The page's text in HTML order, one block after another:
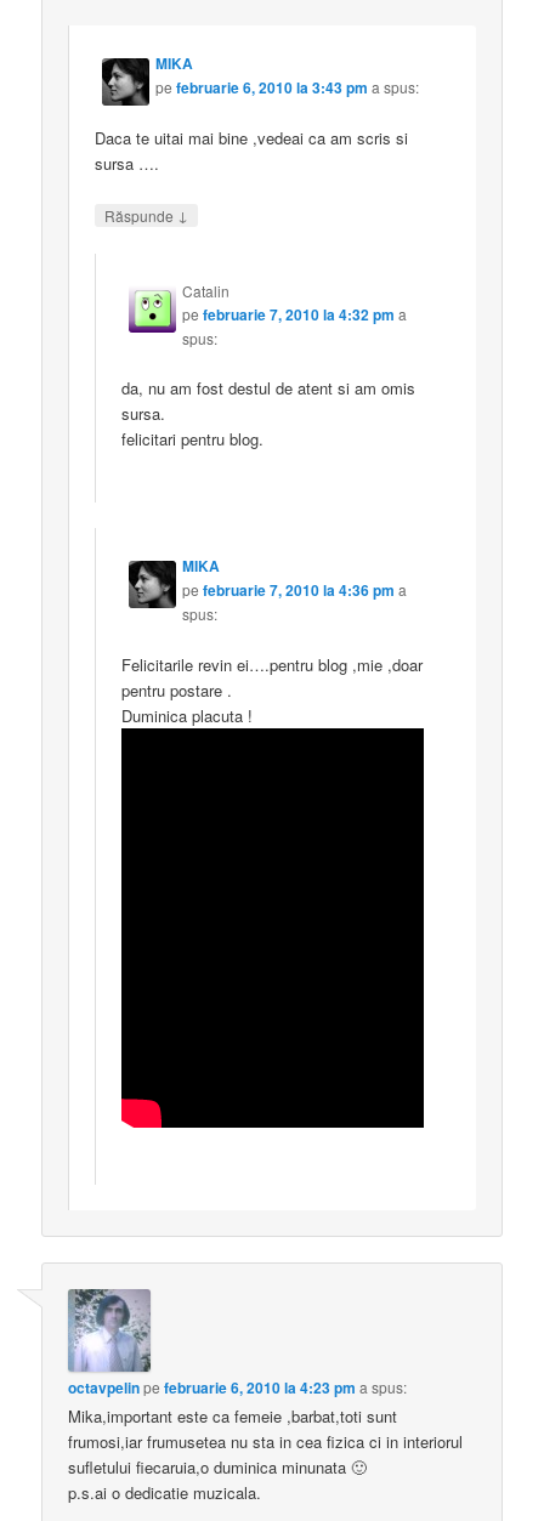
MIKA
pefebruarie 6, 2010 la 3:43 pm a spus:
Daca te uitai mai bine ,vedeai ca am scris si
sursa ….
Răspunde ↓
Catalin
pefebruarie 7, 2010 la 4:32 pm a
spus:
da, nu am fost destul de atent si am omis
sursa.
felicitari pentru blog.
MIKA
pefebruarie 7, 2010 la 4:36 pm a
spus:
Felicitarile revin ei….pentru blog ,mie ,doar
pentru postare .
Duminica placuta !
octavpelinpefebruarie 6, 2010 la 4:23 pm a spus:
Mika,important este ca femeie ,barbat,toti sunt
frumosi,iar frumusetea nu sta in cea fizica ci in interiorul
sufletului fiecaruia,o duminica minunata 🙂
p.s.ai o dedicatie muzicala.